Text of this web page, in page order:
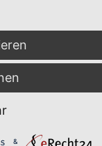
präsentiert.
die von
die Fantasie
&